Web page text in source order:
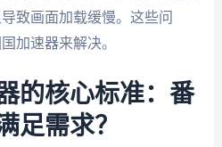
致画面加载缓慢。这些问
加速器来解决。
的核心标准：番
足需求？